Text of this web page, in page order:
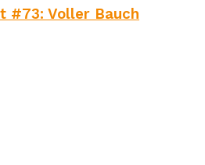
#73: Voller Bauch